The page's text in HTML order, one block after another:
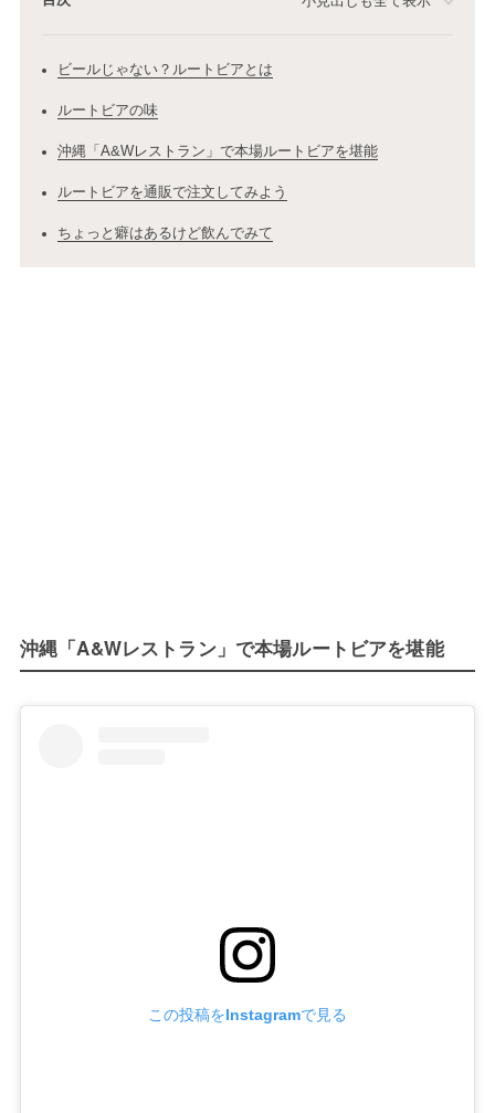
ビールじゃない？ルートビアとは
ルートビアの味
沖縄「A&Wレストラン」で本場ルートビアを堪能
ルートビアを通販で注文してみよう
ちょっと癖はあるけど飲んでみて
沖縄「A&Wレストラン」で本場ルートビアを堪能
この投稿をInstagramで見る